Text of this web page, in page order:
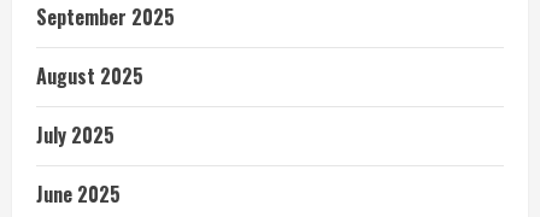
September 2025
August 2025
July 2025
June 2025